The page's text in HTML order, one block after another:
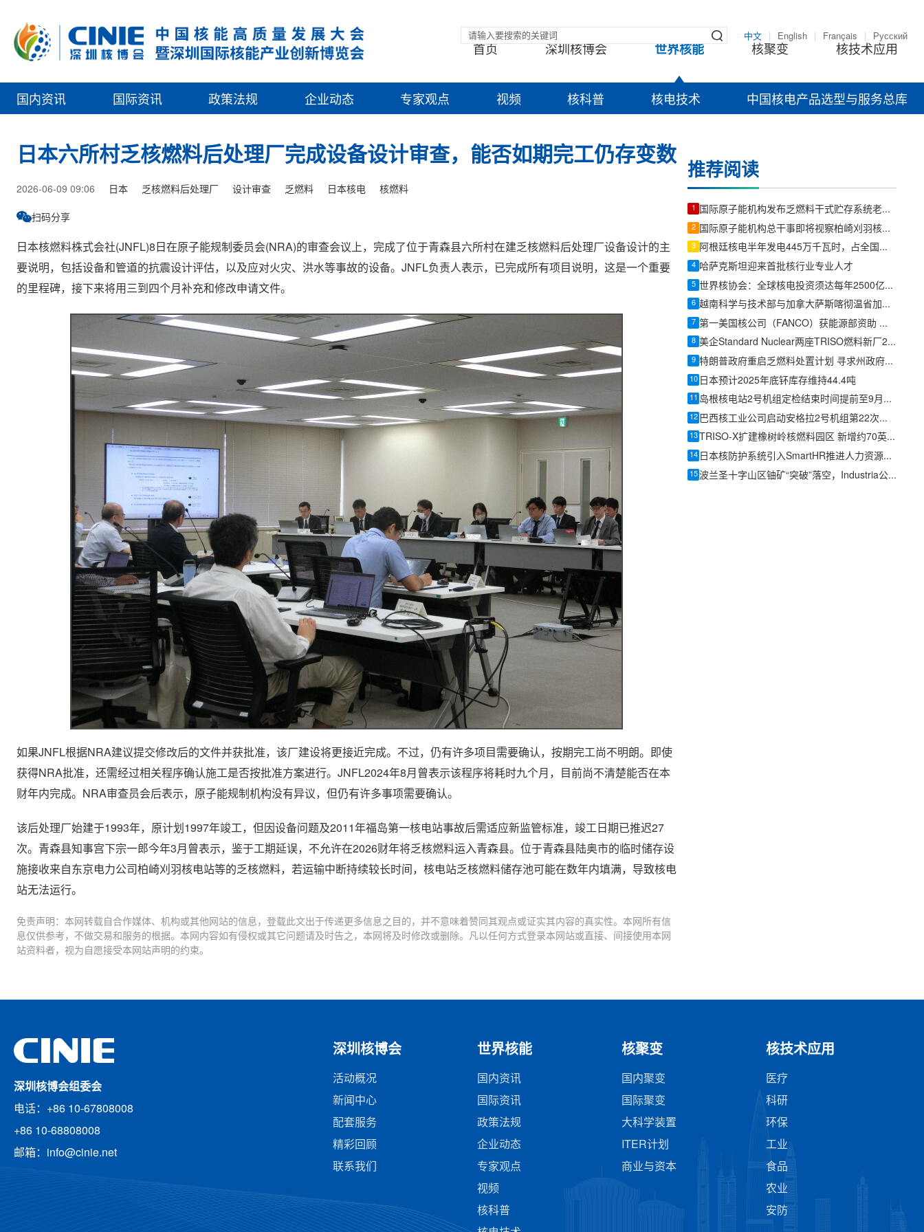
中文 English Français Русский
首页 深圳核博会 世界核能 核聚变 核技术应用
国内资讯 国际资讯 政策法规 企业动态 专家观点 视频 核科普 核电技术 中国核电产品选型与服务总库
日本六所村乏核燃料后处理厂完成设备设计审查，能否如期完工仍存变数
2026-06-09 09:06 日本 乏核燃料后处理厂 设计审查 乏燃料 日本核电 核燃料
扫码分享
日本核燃料株式会社(JNFL)8日在原子能规制委员会(NRA)的审查会议上，完成了位于青森县六所村在建乏核燃料后处理厂设备设计的主
要说明，包括设备和管道的抗震设计评估，以及应对火灾、洪水等事故的设备。JNFL负责人表示，已完成所有项目说明，这是一个重要
的里程碑，接下来将用三到四个月补充和修改申请文件。
如果JNFL根据NRA建议提交修改后的文件并获批准，该厂建设将更接近完成。不过，仍有许多项目需要确认，按期完工尚不明朗。即使
获得NRA批准，还需经过相关程序确认施工是否按批准方案进行。JNFL2024年8月曾表示该程序将耗时九个月，目前尚不清楚能否在本
财年内完成。NRA审查员会后表示，原子能规制机构没有异议，但仍有许多事项需要确认。
该后处理厂始建于1993年，原计划1997年竣工，但因设备问题及2011年福岛第一核电站事故后需适应新监管标准，竣工日期已推迟27
次。青森县知事宫下宗一郎今年3月曾表示，鉴于工期延误，不允许在2026财年将乏核燃料运入青森县。位于青森县陆奥市的临时储存设
施接收来自东京电力公司柏崎刈羽核电站等的乏核燃料，若运输中断持续较长时间，核电站乏核燃料储存池可能在数年内填满，导致核电
站无法运行。
免责声明：本网转载自合作媒体、机构或其他网站的信息，登载此文出于传递更多信息之目的，并不意味着赞同其观点或证实其内容的真实性。本网所有信
息仅供参考，不做交易和服务的根据。本网内容如有侵权或其它问题请及时告之，本网将及时修改或删除。凡以任何方式登录本网站或直接、间接使用本网
站资料者，视为自愿接受本网站声明的约束。
推荐阅读
1 国际原子能机构发布乏燃料干式贮存系统老化管理报告
2 国际原子能机构总干事即将视察柏崎刈羽核电站
3 阿根廷核电半年发电445万千瓦时，占全国电力7%以上、满足600万人居民用电
4 哈萨克斯坦迎来首批核行业专业人才
5 世界核协会：全球核电投资须达每年2500亿美元，方能支撑2050年三倍装机目标
6 越南科学与技术部与加拿大萨斯喀彻温省加强和平利用核技术合作
7 第一美国核公司（FANCO）获能源部资助 加速新型核反应堆研发
8 美企Standard Nuclear两座TRISO燃料新厂2026年内投产，美国独立产能再扩容
9 特朗普政府重启乏燃料处置计划 寻求州政府合作
10 日本预计2025年底钚库存维持44.4吨
11 岛根核电站2号机组定检结束时间提前至9月16日
12 巴西核工业公司启动安格拉2号机组第22次换料燃料生产
13 TRISO-X扩建橡树岭核燃料园区 新增约70英亩土地
14 日本核防护系统引入SmartHR推进人力资源数据集中管理
15 波兰圣十字山区铀矿“突破”落空，Industria公布加方实验室结果叫停勘探
深圳核博会组委会
电话：+86 10-67808008
+86 10-68808008
邮箱：info@cinie.net
深圳核博会
活动概况
新闻中心
配套服务
精彩回顾
联系我们
世界核能
国内资讯
国际资讯
政策法规
企业动态
专家观点
视频
核科普
核聚变
国内聚变
国际聚变
大科学装置
ITER计划
商业与资本
核技术应用
医疗
科研
环保
工业
食品
农业
安防